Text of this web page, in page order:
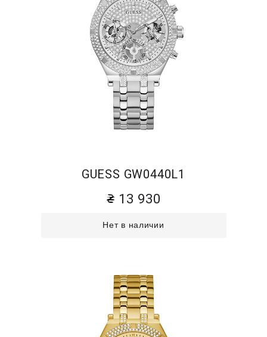
GUESS GW0440L1
13 930
Нет в наличии